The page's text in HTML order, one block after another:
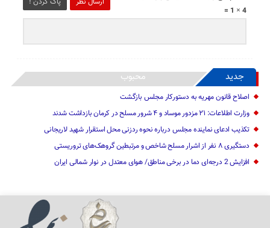
4 × 1 =
جدید محبوب
اصلاح قانون مهریه به دستورکار مجلس بازگشت
وزارت اطلاعات: ۲۱ مزدور موساد و ۴ شرور مسلح در کرمان بازداشت شدند
تکذیب ادعای نماینده مجلس درباره نحوه ردزنی محل استقرار شهید لاریجانی
دستگیری ۸ نفر از اشرار مسلح شاخص و مرتبطین گروهک‌های تروریستی
افزایش 2 درجه‌ای دما در برخی مناطق/ هوای معتدل در نوار شمالی ایران